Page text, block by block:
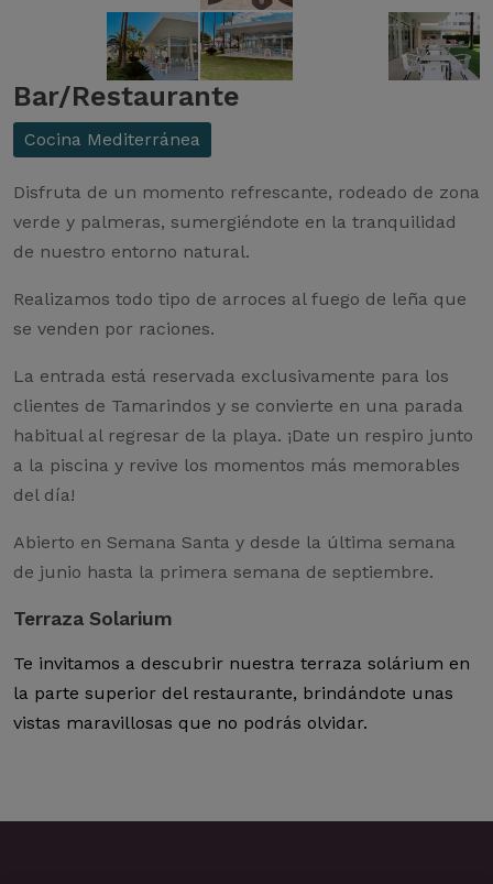
Bar/Restaurante
Cocina Mediterránea
Disfruta de un momento refrescante, rodeado de zona
verde y palmeras, sumergiéndote en la tranquilidad
de nuestro entorno natural.
Realizamos todo tipo de arroces al fuego de leña que
se venden por raciones.
La entrada está reservada exclusivamente para los
clientes de Tamarindos y se convierte en una parada
habitual al regresar de la playa. ¡Date un respiro junto
a la piscina y revive los momentos más memorables
del día!
Abierto en Semana Santa y desde la última semana
de junio hasta la primera semana de septiembre.
Terraza Solarium
Te invitamos a descubrir nuestra terraza solárium en
la parte superior del restaurante, brindándote unas
vistas maravillosas que no podrás olvidar.